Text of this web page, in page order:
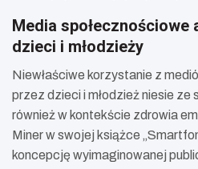
Media społecznościowe
dzieci i młodzieży
Niewłaściwe korzystanie z
przez dzieci i młodzież niesie ze
również w kontekście zdrowia
Miner w swojej książce
koncepcję wyimaginowanej